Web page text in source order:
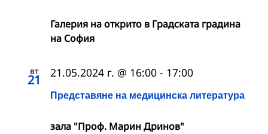
Галерия на открито в Градската градина
на София
вт
21
Представяне на медицинска литература
21.05.2024 г. @ 16:00 - 17:00
зала "Проф. Марин Дринов"